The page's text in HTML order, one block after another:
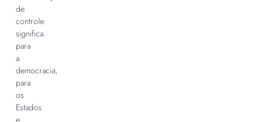
de
controle
significa
para
a
democracia,
para
os
Estados